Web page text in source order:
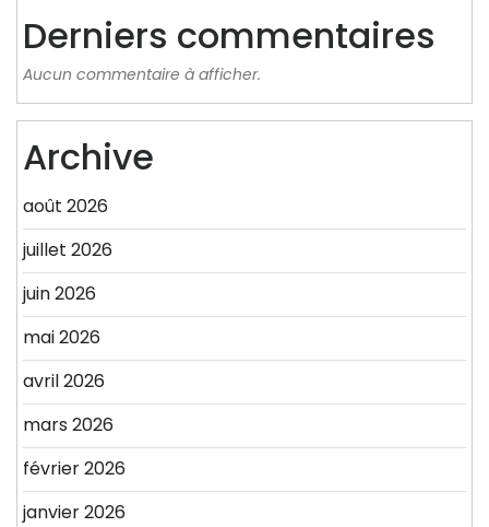
Derniers commentaires
Aucun commentaire à afficher.
Archive
août 2026
juillet 2026
juin 2026
mai 2026
avril 2026
mars 2026
février 2026
janvier 2026